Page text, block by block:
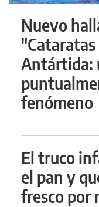
Nuevo
Antártida:
fenómeno
El truco
el pan y
fresco por